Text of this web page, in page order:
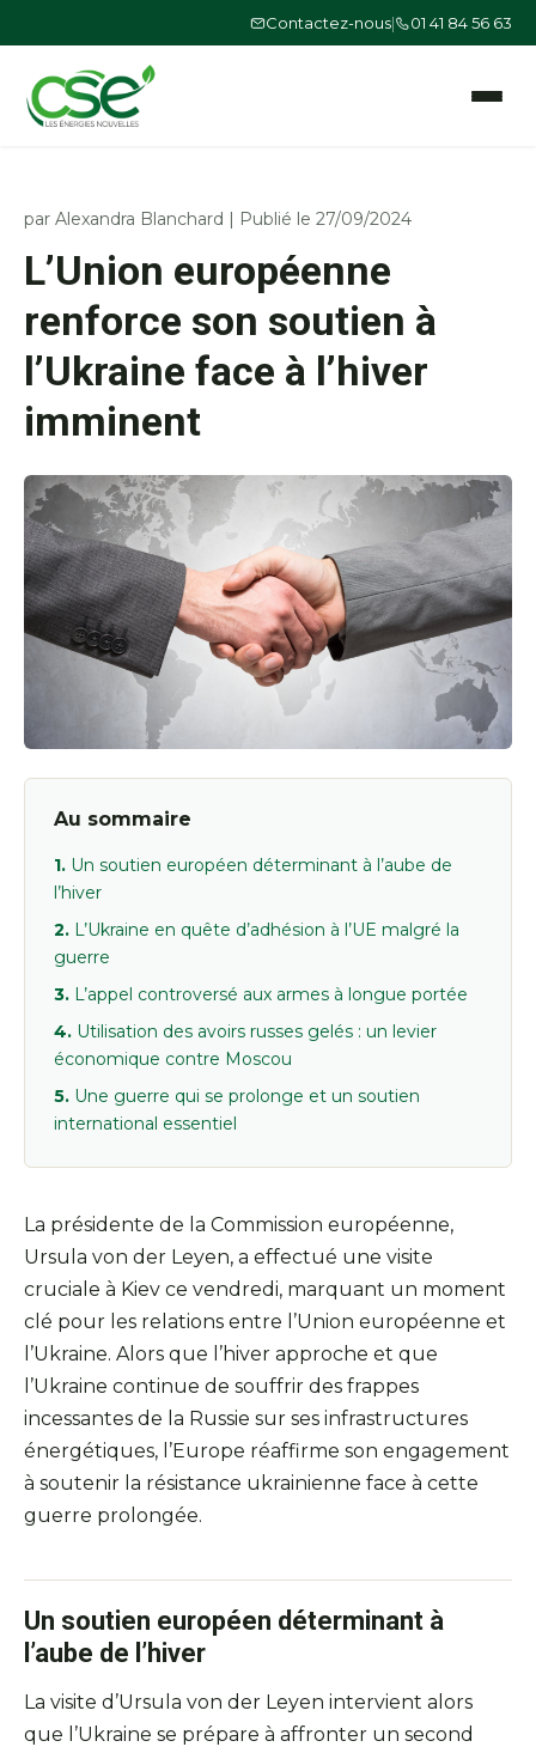
Contactez-nous| 01 41 84 56 63
Ouvrir le
par Alexandra Blanchard | Publié le 27/09/2024
L’Union européenne
renforce son soutien à
l’Ukraine face à l’hiver
imminent
Au sommaire
Un soutien européen déterminant à l’aube de
l’hiver
L’Ukraine en quête d’adhésion à l’UE malgré la
guerre
L’appel controversé aux armes à longue portée
Utilisation des avoirs russes gelés : un levier
économique contre Moscou
Une guerre qui se prolonge et un soutien
international essentiel
La présidente de la Commission européenne,
Ursula von der Leyen, a effectué une visite
cruciale à Kiev ce vendredi, marquant un moment
clé pour les relations entre l’Union européenne et
l’Ukraine. Alors que l’hiver approche et que
l’Ukraine continue de souffrir des frappes
incessantes de la Russie sur ses infrastructures
énergétiques, l’Europe réaffirme son engagement
à soutenir la résistance ukrainienne face à cette
guerre prolongée.
Un soutien européen déterminant à
l’aube de l’hiver
La visite d’Ursula von der Leyen intervient alors
que l’Ukraine se prépare à affronter un second